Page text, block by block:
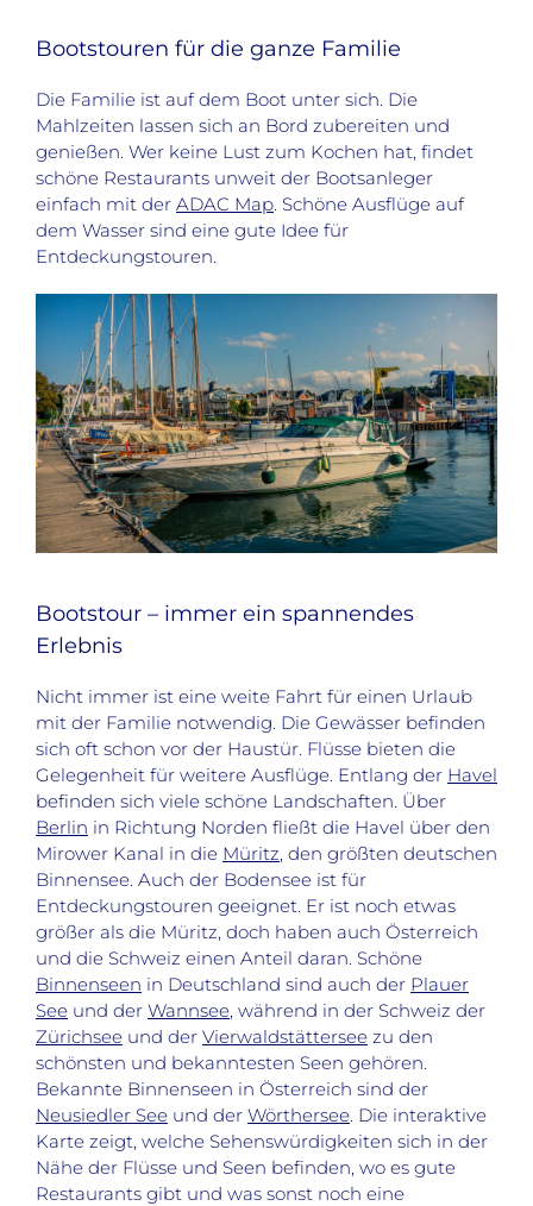
Bootstouren für die ganze Familie
Die Familie ist auf dem Boot unter sich. Die
Mahlzeiten lassen sich an Bord zubereiten und
genießen. Wer keine Lust zum Kochen hat, findet
schöne Restaurants unweit der Bootsanleger
einfach mit der ADAC Map. Schöne Ausflüge auf
dem Wasser sind eine gute Idee für
Entdeckungstouren.
Bootstour – immer ein spannendes
Erlebnis
Nicht immer ist eine weite Fahrt für einen Urlaub
mit der Familie notwendig. Die Gewässer befinden
sich oft schon vor der Haustür. Flüsse bieten die
Gelegenheit für weitere Ausflüge. Entlang der Havel
befinden sich viele schöne Landschaften. Über
Berlin in Richtung Norden fließt die Havel über den
Mirower Kanal in die Müritz, den größten deutschen
Binnensee. Auch der Bodensee ist für
Entdeckungstouren geeignet. Er ist noch etwas
größer als die Müritz, doch haben auch Österreich
und die Schweiz einen Anteil daran. Schöne
Binnenseen in Deutschland sind auch der Plauer
Seeund der Wannsee, während in der Schweiz der
Zürichseeund der Vierwaldstätterseezu den
schönsten und bekanntesten Seen gehören.
Bekannte Binnenseen in Österreich sind der
Neusiedler Seeund der Wörthersee. Die interaktive
Karte zeigt, welche Sehenswürdigkeiten sich in der
Nähe der Flüsse und Seen befinden, wo es gute
Restaurants gibt und was sonst noch eine